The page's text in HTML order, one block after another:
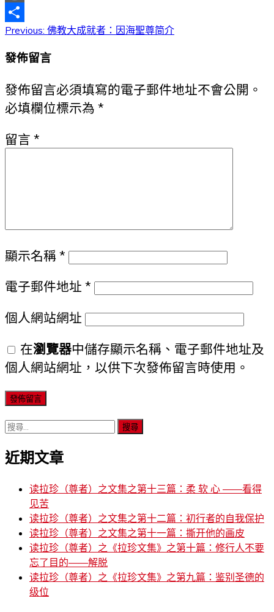
WordPress
分
享
文
章
導
覽
Previous: 佛教大成就者：因海聖尊简介
發佈留言
發佈留言必須填寫的電子郵件地址不會公開。
必填欄位標示為 *
留言 *
顯示名稱*
電子郵件地址 *
個人網站網址
在瀏覽器中儲存顯示名稱、電子郵件地址及
個人網站網址，以供下次發佈留言時使用。
搜
關
近期文章
读拉珍（尊者）之文集之第十三篇：柔 软 心 ——看得
见苦
读拉珍（尊者）之文集之第十二篇：初行者的自我保护
读拉珍（尊者）之文集之第十一篇：撕开他的画皮
读拉珍（尊者）之《拉珍文集》之第十篇：修行人不要
忘了目的——解脱
读拉珍（尊者）之《拉珍文集》之第九篇：鉴别圣德的
级位